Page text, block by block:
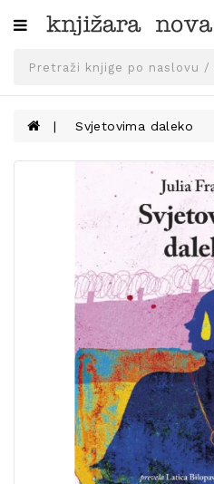
Kategorije
SVEUČILIŠNA
UDŽBENICI
KNJIGE
UDŽBENIKE!
KONTAKT
POSEBNA
PONUDA
Svjetovima daleko